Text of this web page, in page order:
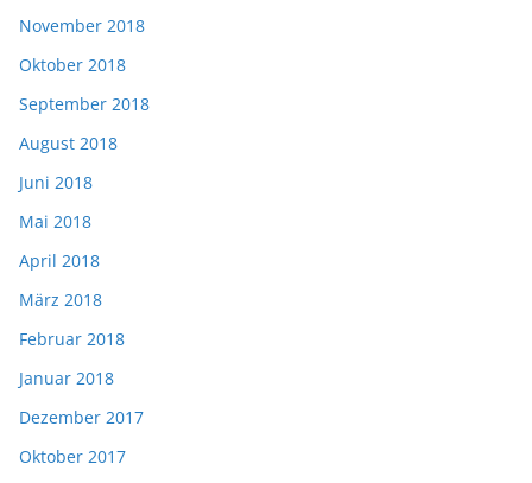
November 2018
Oktober 2018
September 2018
August 2018
Juni 2018
Mai 2018
April 2018
März 2018
Februar 2018
Januar 2018
Dezember 2017
Oktober 2017